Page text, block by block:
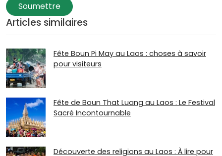
Soumettre
Articles similaires
Fête Boun Pi May au Laos : choses à savoir
pour visiteurs
Fête de Boun That Luang au Laos : Le Festival
Sacré Incontournable
Découverte des religions au Laos : À lire pour